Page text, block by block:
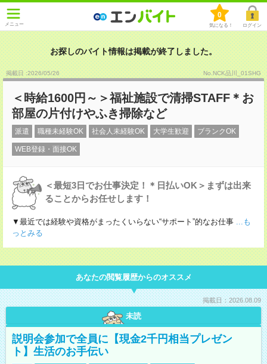
メニュー
0
気になる！ ログイン
お探しのバイト情報は掲載が終了しました。
掲載日 :2026/05/26 No.NCK品川_01SHG
＜時給1600円～＞福祉施設で清掃STAFF＊お
部屋の片付けやふき掃除など
派遣 職種未経験OK 社会人未経験OK 大学生歓迎 ブランクOK
WEB登録・面接OK
＜最短3日でお仕事決定！＊日払いOK＞まずは出来
ることからお任せします！
▼最近では経験や資格がまったくいらない“サポート”的なお仕事 ...も
っとみる
あなたの閲覧履歴からのオススメ
掲載日：2026.08.09
未読
説明会参加で全員に【現金2千円相当プレゼン
ト】生活のお手伝い